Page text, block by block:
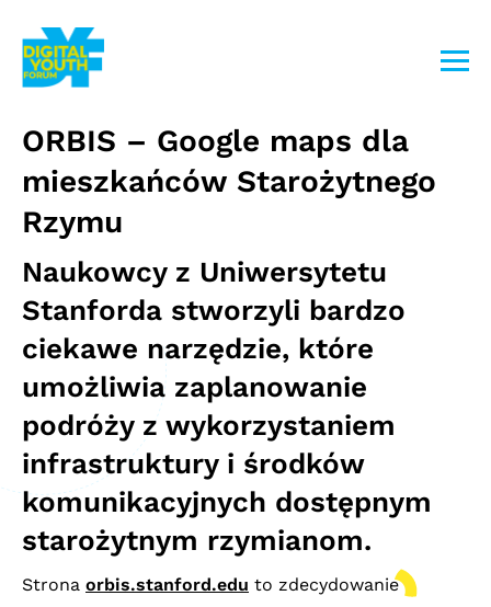
treści
ORBIS – Google maps dla
mieszkańców Starożytnego
Rzymu
Naukowcy z Uniwersytetu
Stanforda stworzyli bardzo
ciekawe narzędzie, które
umożliwia zaplanowanie
podróży z wykorzystaniem
infrastruktury i środków
komunikacyjnych dostępnym
starożytnym rzymianom.
Strona orbis.stanford.edu to zdecydowanie